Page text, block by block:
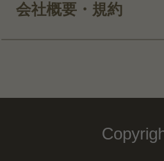
会社概要・規約